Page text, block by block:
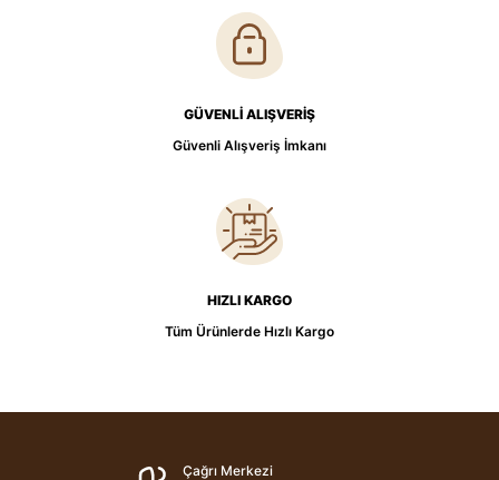
GÜVENLİ ALIŞVERİŞ
Güvenli Alışveriş İmkanı
HIZLI KARGO
Tüm Ürünlerde Hızlı Kargo
Çağrı Merkezi